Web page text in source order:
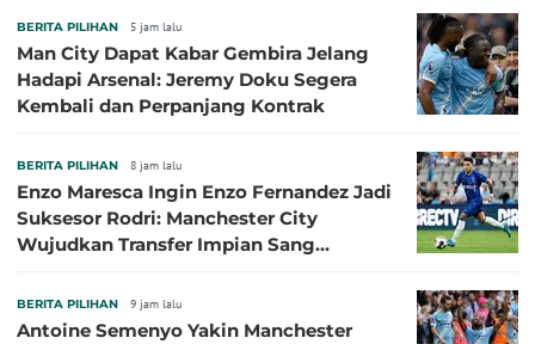
BERITA PILIHAN 5 jam lalu
Man City Dapat Kabar Gembira Jelang
Hadapi Arsenal: Jeremy Doku Segera
Kembali dan Perpanjang Kontrak
BERITA PILIHAN 8 jam lalu
Enzo Maresca Ingin Enzo Fernandez Jadi
Suksesor Rodri: Manchester City
Wujudkan Transfer Impian Sang
BERITA PILIHAN 9 jam lalu
Antoine Semenyo Yakin Manchester